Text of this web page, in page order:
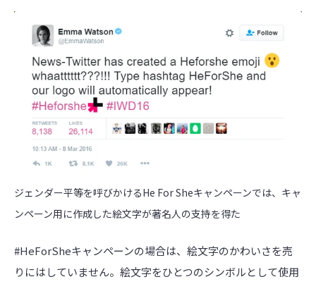
ジェンダー平等を呼びかけるHe For Sheキャンペーンでは、キャ
ンペーン用に作成した絵文字が著名人の支持を得た
#HeForSheキャンペーンの場合は、絵文字のかわいさを売
りにはしていません。絵文字をひとつのシンボルとして使用